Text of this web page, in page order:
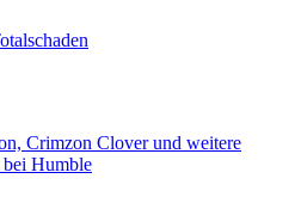
Crimzon Clover und weitere
bei Humble